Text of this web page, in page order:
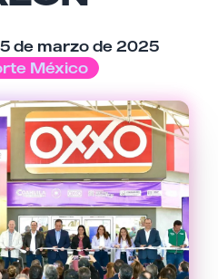
5 de marzo de 2025
México